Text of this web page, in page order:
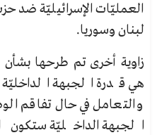
العمليّات الإسرائيليّة ضد
لبنان وسوريا.
زاوية أخرى تم طرحها بشأن
هي قدرة الجبهة الداخليّة
والتعامل في حال تفاقم
الجبهة الداخليّة